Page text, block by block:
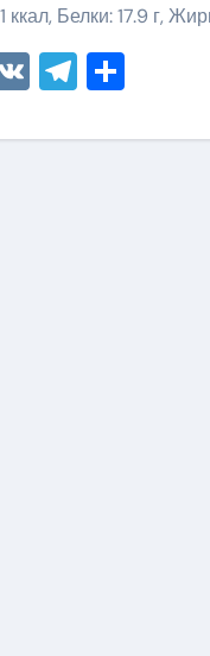
ккал, Белки: 17.9 г,
VKTelegram